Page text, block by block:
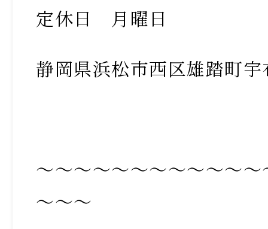
定休日 月曜日
静岡県浜松市西区雄踏町
～～～～～～～～～～～
～～～